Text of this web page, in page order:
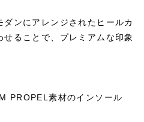
ンにアレンジされたヒールカ
ることで、プレミアムな印象
PROPEL素材のインソール